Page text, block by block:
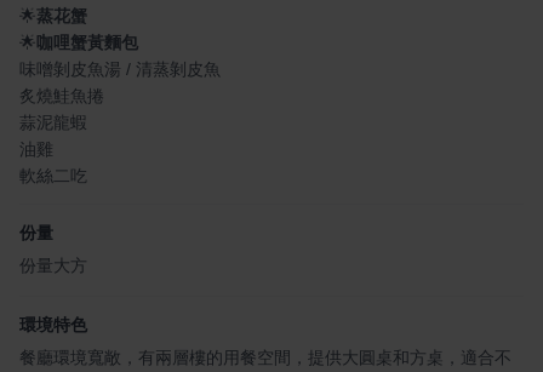
🌟蒸花蟹
🌟咖哩蟹黃麵包
味噌剝皮魚湯 / 清蒸剝皮魚
炙燒鮭魚捲
蒜泥龍蝦
油雞
軟絲二吃
份量
份量大方
環境特色
餐廳環境寬敞，有兩層樓的用餐空間，提供大圓桌和方桌，適合不